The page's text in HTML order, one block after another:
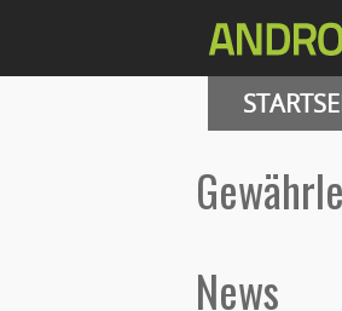
News